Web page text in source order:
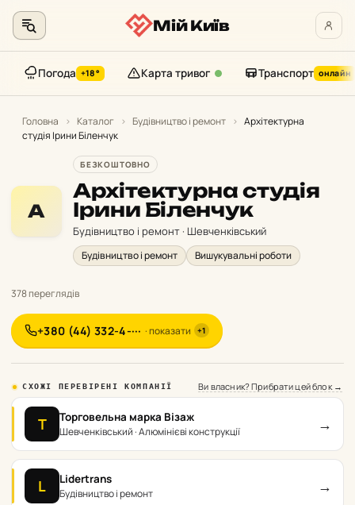
контенту
Мій Київ
Погода +18° Карта тривог Транспорт онлайн
Головна › Каталог › Будівництво і ремонт › Архітектурна
студія Ірини Біленчук
А
БЕЗКОШТОВНО
Архітектурна студія
Ірини Біленчук
Будівництво і ремонт · Шевченківський
Будівництво і ремонт Вишукувальні роботи
378 переглядів
+380 (44) 332-4-··· · показати +1
СХОЖІ ПЕРЕВІРЕНІ КОМПАНІЇ Ви власник? Прибрати цей блок →
Т Торговельна марка Візаж
Шевченківський · Алюмінієві конструкції →
L Lidertrans
Будівництво і ремонт →